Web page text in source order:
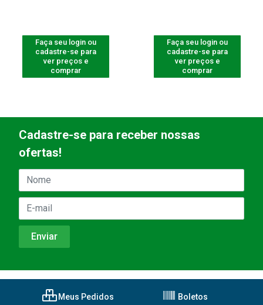
Faça seu login ou
cadastre-se para
ver preços e
comprar
Faça seu login ou
cadastre-se para
ver preços e
comprar
Cadastre-se para receber nossas
ofertas!
Meus Pedidos Boletos